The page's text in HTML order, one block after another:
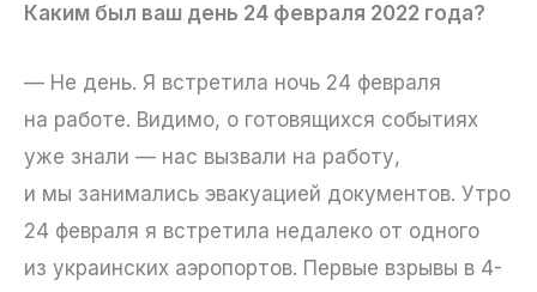
Каким был ваш день 24 февраля 2022 года?
— Не день. Я встретила ночь 24 февраля
на работе. Видимо, о готовящихся событиях
уже знали — нас вызвали на работу,
и мы занимались эвакуацией документов. Утро
24 февраля я встретила недалеко от одного
из украинских аэропортов. Первые взрывы в 4-